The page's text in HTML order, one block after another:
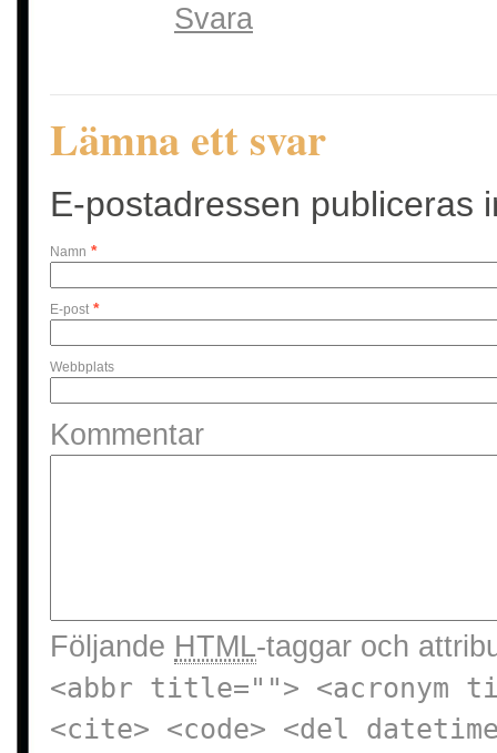
Svara
Lämna ett svar
E-postadressen
Namn *
E-post *
Webbplats
Kommentar
Följande HTML-taggar och
<abbr title=""> <acronym
<cite> <code> <del